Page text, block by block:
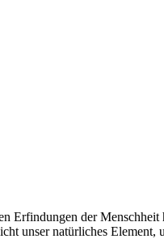
Erfindungen der Menschheit
unser natürliches Element,